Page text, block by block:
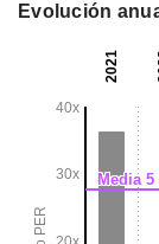
Evolución